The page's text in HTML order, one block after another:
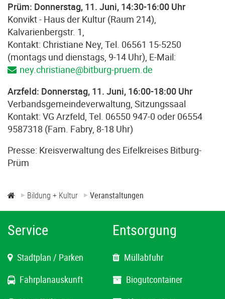
Prüm: Donnerstag, 11. Juni, 14:30-16:00 Uhr
Konvikt - Haus der Kultur (Raum 214),
Kalvarienbergstr. 1,
Kontakt: Christiane Ney, Tel. 06561 15-5250
(montags und dienstags, 9-14 Uhr), E-Mail:
ney.christiane@bitburg-pruem.de
Arzfeld: Donnerstag, 11. Juni, 16:00-18:00 Uhr
Verbandsgemeindeverwaltung, Sitzungssaal
Kontakt: VG Arzfeld, Tel. 06550 947-0 oder 06554
9587318 (Fam. Fabry, 8-18 Uhr)
Presse: Kreisverwaltung des Eifelkreises Bitburg-
Prüm
Bildung + Kultur Veranstaltungen
Service
Stadtplan / Parken
Fahrplanauskunft
Entsorgung
Müllabfuhr
Biogutcontainer